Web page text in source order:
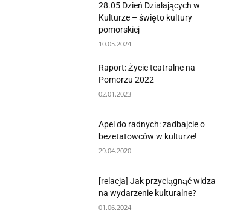
28.05 Dzień Działających w
Kulturze – święto kultury
pomorskiej
10.05.2024
Raport: Życie teatralne na
Pomorzu 2022
02.01.2023
Apel do radnych: zadbajcie o
bezetatowców w kulturze!
29.04.2020
[relacja] Jak przyciągnąć widza
na wydarzenie kulturalne?
01.06.2024